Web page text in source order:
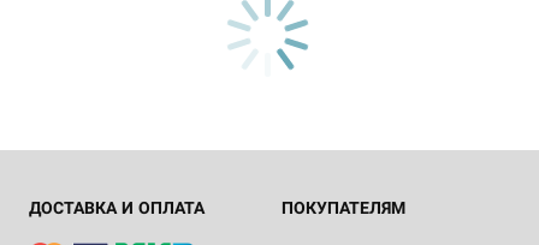
ДОСТАВКА И ОПЛАТА ПОКУПАТЕЛЯМ